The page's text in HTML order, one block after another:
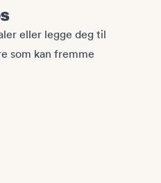
eller legge deg til
som kan fremme